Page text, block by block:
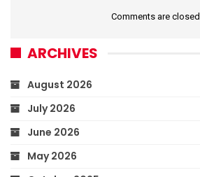
Comments are closed.
ARCHIVES
August 2026
July 2026
June 2026
May 2026